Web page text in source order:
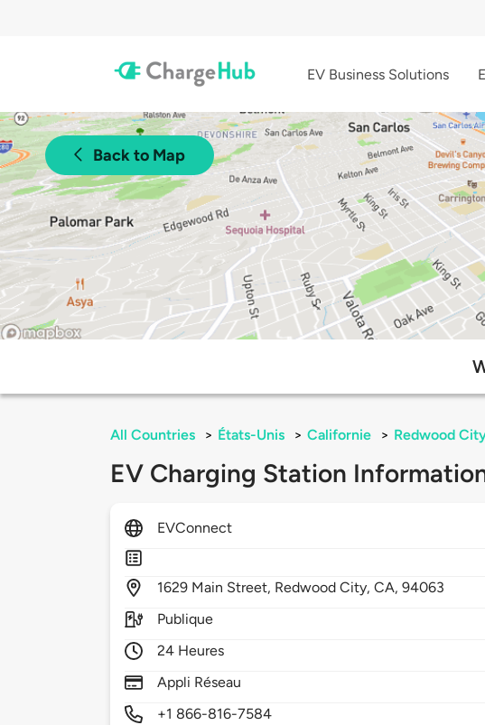
EV Business Solutions
Back to Map
All Countries > États-Unis > Californie > Redwood
EV Charging Station
EVConnect
1629 Main Street, Redwood City,CA,94063
Publique
24 Heures
Appli Réseau
+1 866-816-7584